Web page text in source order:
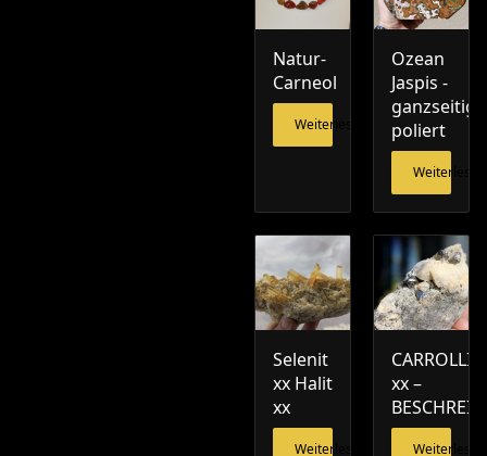
Natur-
Carneol
Weiterlesen
Ozean
Jaspis -
ganzseitig
poliert
Weiterlesen
Selenit
xx Halit
xx
Weiterlesen
CARROLLIT
xx –
Weiterlesen